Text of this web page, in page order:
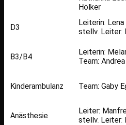
Hölker
D3
Leiterin:
stellv. Leiter:
B3/B4
Leiterin:
Team:
Kinderambulanz Team: Gaby
Anästhesie
Leiter:
stellv. Leiter: